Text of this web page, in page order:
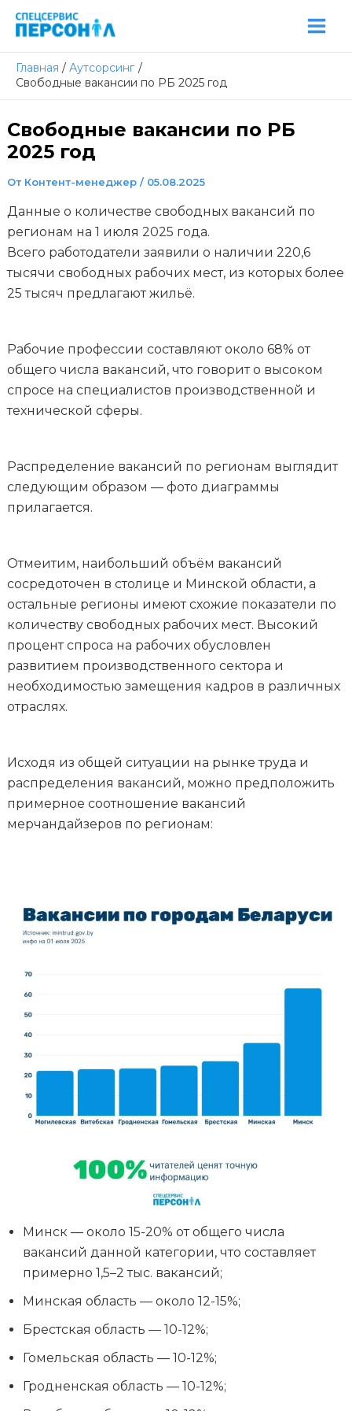
Перейти
Main
Главная
Аутсорсинг
Свободные вакансии по РБ 2025 год
Свободные вакансии по РБ
2025 год
От Контент-менеджер / 05.08.2025
Данные о количестве свободных вакансий по
регионам на 1 июля 2025 года.
Всего работодатели заявили о наличии 220,6
тысячи свободных рабочих мест, из которых более
25 тысяч предлагают жильё.
Рабочие профессии составляют около 68% от
общего числа вакансий, что говорит о высоком
спросе на специалистов производственной и
технической сферы.
Распределение вакансий по регионам выглядит
следующим образом — фото диаграммы
прилагается.
Отмеитим, наибольший объём вакансий
сосредоточен в столице и Минской области, а
остальные регионы имеют схожие показатели по
количеству свободных рабочих мест. Высокий
процент спроса на рабочих обусловлен
развитием производственного сектора и
необходимостью замещения кадров в различных
отраслях.
Исходя из общей ситуации на рынке труда и
распределения вакансий, можно предположить
примерное соотношение вакансий
мерчандайзеров по регионам:
Минск — около 15-20% от общего числа
вакансий данной категории, что составляет
примерно 1,5–2 тыс. вакансий;
Минская область — около 12-15%;
Брестская область — 10-12%;
Гомельская область — 10-12%;
Гродненская область — 10-12%;
Post
navigation